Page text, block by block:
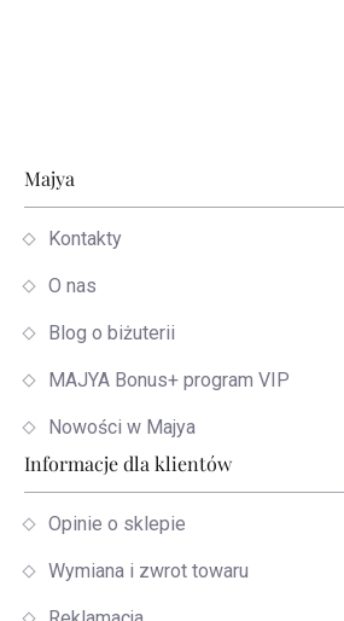
Stopka
Majya
Kontakty
O nas
Blog o biżuterii
MAJYA Bonus+ program VIP
Nowości w Majya
Informacje dla klientów
Opinie o sklepie
Wymiana i zwrot towaru